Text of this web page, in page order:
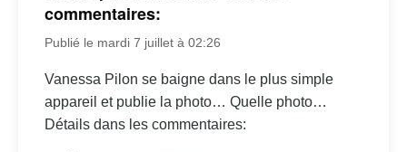
commentaires:
Publié le mardi 7 juillet à 02:26
Vanessa Pilon se baigne dans le plus simple
appareil et publie la photo… Quelle photo…
Détails dans les commentaires: